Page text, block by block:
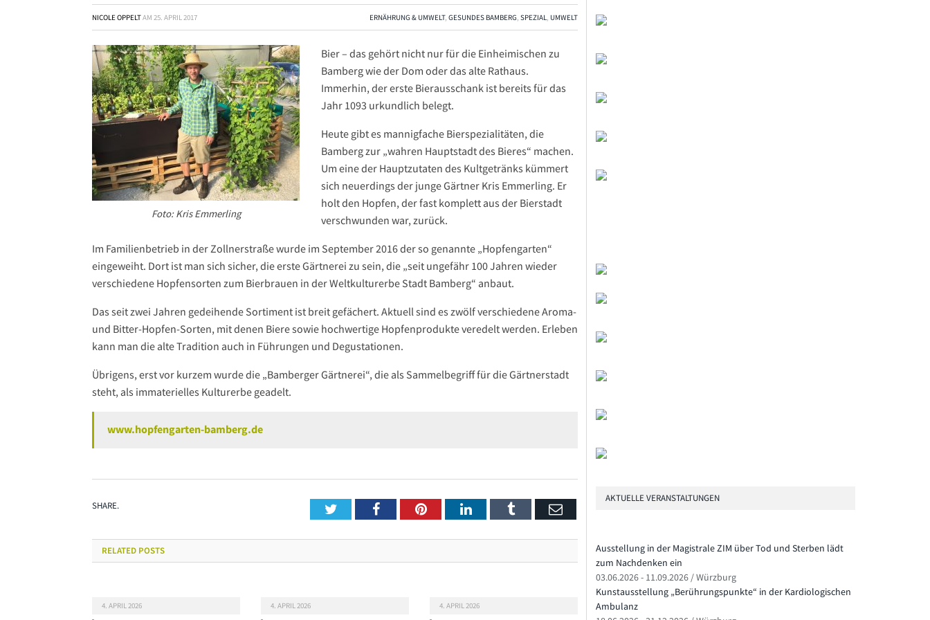
NICOLE OPPELTAM 25. APRIL 2017 ERNÄHRUNG & UMWELT, GESUNDES BAMBERG, SPEZIAL, UMWELT
Foto: Kris Emmerling
Bier – das gehört nicht nur für die Einheimischen zu
Bamberg wie der Dom oder das alte Rathaus.
Immerhin, der erste Bierausschank ist bereits für das
Jahr 1093 urkundlich belegt.
Heute gibt es mannigfache Bierspezialitäten, die
Bamberg zur „wahren Hauptstadt des Bieres“ machen.
Um eine der Hauptzutaten des Kultgetränks kümmert
sich neuerdings der junge Gärtner Kris Emmerling. Er
holt den Hopfen, der fast komplett aus der Bierstadt
verschwunden war, zurück.
Im Familienbetrieb in der Zollnerstraße wurde im September 2016 der so genannte „Hopfengarten“
eingeweiht. Dort ist man sich sicher, die erste Gärtnerei zu sein, die „seit ungefähr 100 Jahren wieder
verschiedene Hopfensorten zum Bierbrauen in der Weltkulturerbe Stadt Bamberg“ anbaut.
Das seit zwei Jahren gedeihende Sortiment ist breit gefächert. Aktuell sind es zwölf verschiedene Aroma-
und Bitter-Hopfen-Sorten, mit denen Biere sowie hochwertige Hopfenprodukte veredelt werden. Erleben
kann man die alte Tradition auch in Führungen und Degustationen.
Übrigens, erst vor kurzem wurde die „Bamberger Gärtnerei“, die als Sammelbegriff für die Gärtnerstadt
steht, als immaterielles Kulturerbe geadelt.
www.hopfengarten-bamberg.de
SHARE. TwitterFacebookPinterestLinkedInTumblr Email
RELATED POSTS
4. APRIL 2026 4. APRIL 2026 4. APRIL 2026
AKTUELLE VERANSTALTUNGEN
Ausstellung in der Magistrale ZIM über Tod und Sterben lädt
zum Nachdenken ein
03.06.2026 - 11.09.2026 / Würzburg
Kunstausstellung „Berührungspunkte“ in der Kardiologischen
Ambulanz